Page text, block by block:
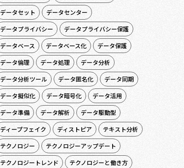
データセット
データセンター
データプライバシー
データプライバシー保護
データベース
データベース化
データ保護
データ倫理
データ処理
データ分析
データ分析ツール
データ匿名化
データ同期
データ擬似化
データ暗号化
データ活用
データ準備
データ解析
データ駆動型
ディープフェイク
ディストピア
テキスト分析
テクノロジー
テクノロジーアップデート
テクノロジートレンド
テクノロジーと働き方